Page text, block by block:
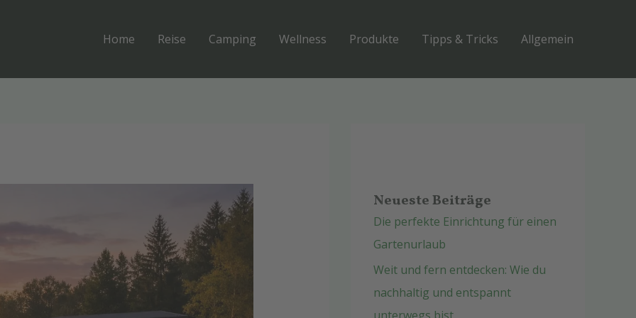
Home Reise Camping Wellness Produkte Tipps & Tricks Allgemein
Neueste Beiträge
Die perfekte Einrichtung für einen
Gartenurlaub
Weit und fern entdecken: Wie du
nachhaltig und entspannt